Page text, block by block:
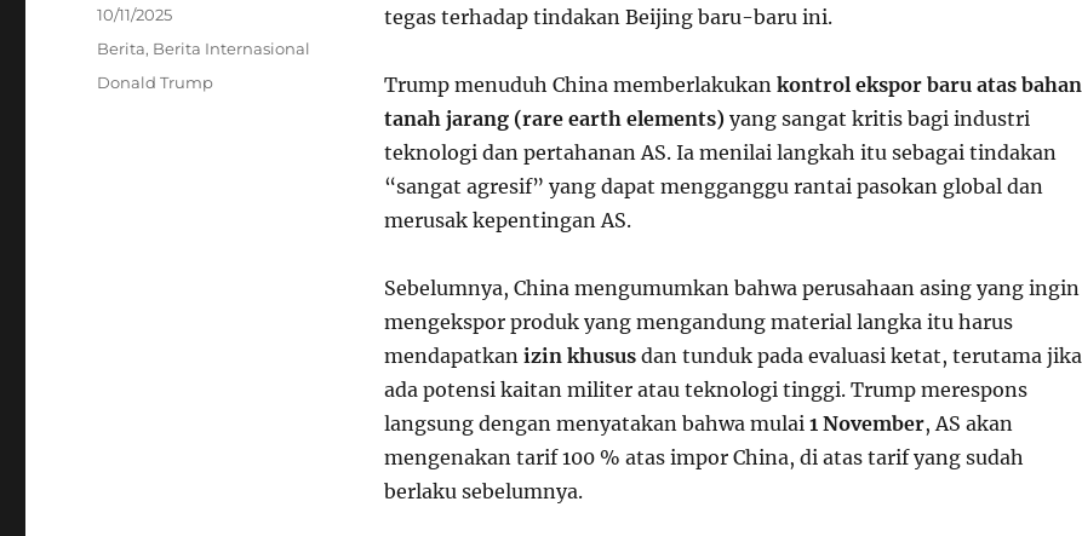
tegas terhadap tindakan Beijing baru-baru ini.
Trump menuduh China memberlakukan kontrol ekspor baru atas bahan
tanah jarang (rare earth elements)yang sangat kritis bagi industri
teknologi dan pertahanan AS. Ia menilai langkah itu sebagai tindakan
“sangat agresif” yang dapat mengganggu rantai pasokan global dan
merusak kepentingan AS.
Sebelumnya, China mengumumkan bahwa perusahaan asing yang ingin
mengekspor produk yang mengandung material langka itu harus
mendapatkan izin khususdan tunduk pada evaluasi ketat, terutama jika
ada potensi kaitan militer atau teknologi tinggi. Trump merespons
langsung dengan menyatakan bahwa mulai 1 November, AS akan
mengenakan tarif 100 % atas impor China, di atas tarif yang sudah
berlaku sebelumnya.
Posted
10/11/2025
Categories
Berita, Berita Internasional
Tags
Donald Trump